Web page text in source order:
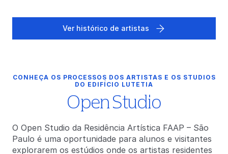
Ver histórico de artistas
CONHEÇA OS PROCESSOS DOS ARTISTAS E OS STUDIOS
DO EDIFÍCIO LUTETIA
Open Studio
O Open Studio da Residência Artística FAAP – São
Paulo é uma oportunidade para alunos e visitantes
explorarem os estúdios onde os artistas residentes